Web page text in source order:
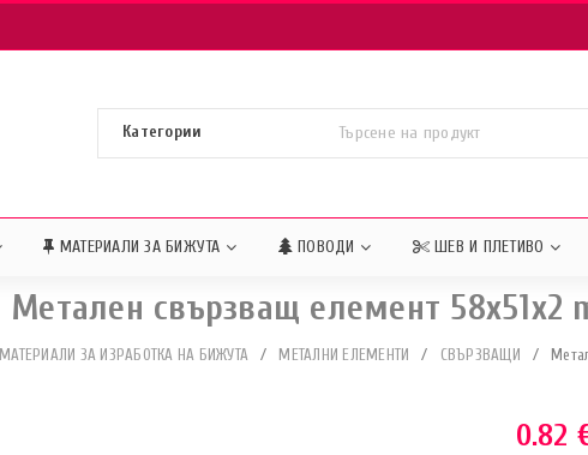
МАТЕРИАЛИ ЗА БИЖУТА ПОВОДИ ШЕВ И ПЛЕТИВО
Метален свързващ елемент 58x51x2
МАТЕРИАЛИ ЗА ИЗРАБОТКА НА БИЖУТА / МЕТАЛНИ ЕЛЕМЕНТИ / СВЪРЗВАЩИ /
0.82